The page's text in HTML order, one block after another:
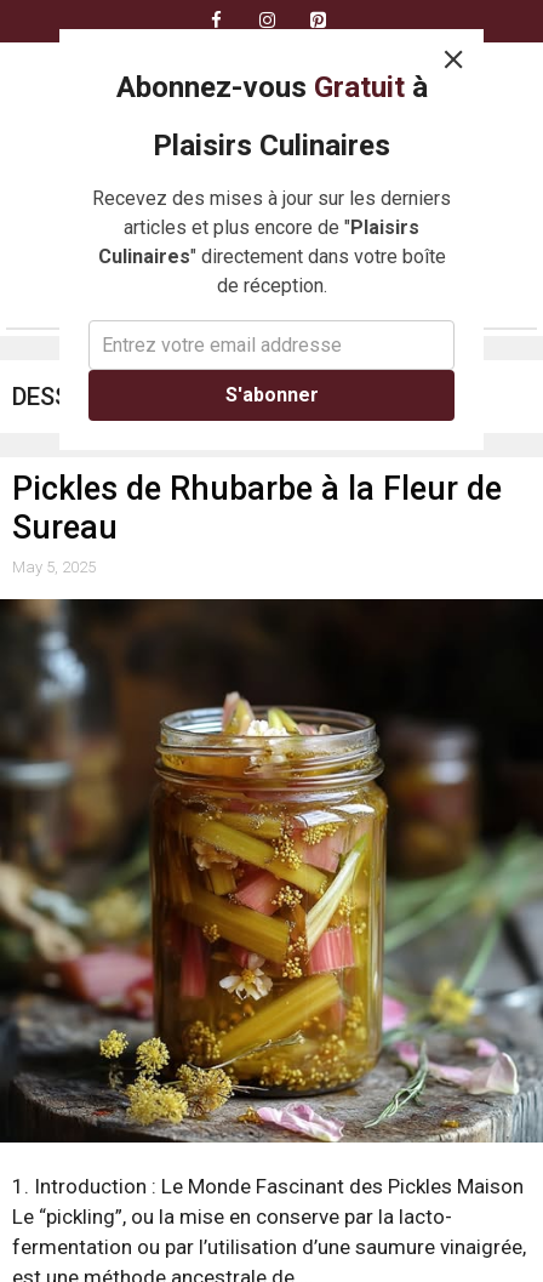
to
DESSERTS
Pickles de Rhubarbe à la Fleur de
Sureau
May 5, 2025
1. Introduction : Le Monde Fascinant des Pickles Maison
Le “pickling”, ou la mise en conserve par la lacto-
fermentation ou par l’utilisation d’une saumure vinaigrée,
est une méthode ancestrale de …
Abonnez-vous Gratuit à
Plaisirs Culinaires
Recevez des mises à jour sur les derniers
articles et plus encore de "Plaisirs
Culinaires" directement dans votre boîte
de réception.
S'abonner